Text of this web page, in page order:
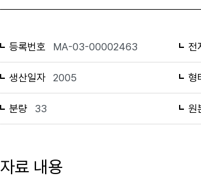
등록번호 MA-03-00002463 전
생산일자 2005 형
분량 33 원
자료 내용